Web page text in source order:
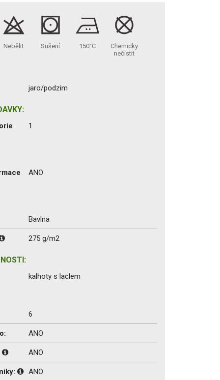
Nebělit Sušení 150°C
Chemicky
nečistit
jaro/podzim
1
ANO
Bavlna
275 g/m2
kalhoty s laclem
6
ANO
ANO
ANO